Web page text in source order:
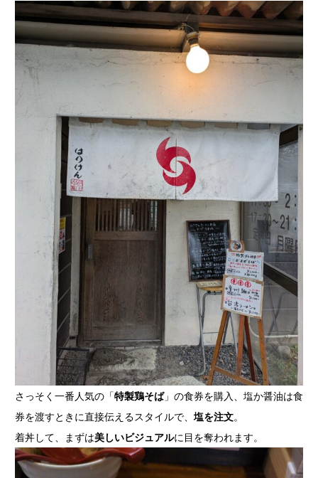
さっそく一番人気の「特製鶏そば」の食券を購入、塩か醤油は食
券を渡すときに直接伝えるスタイルで、 塩を注文。
着丼して、まずは美しいビジュアルに目を奪われます。